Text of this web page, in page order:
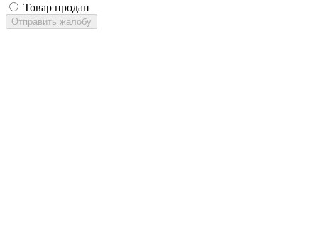
Товар продан
Отправить жалобу